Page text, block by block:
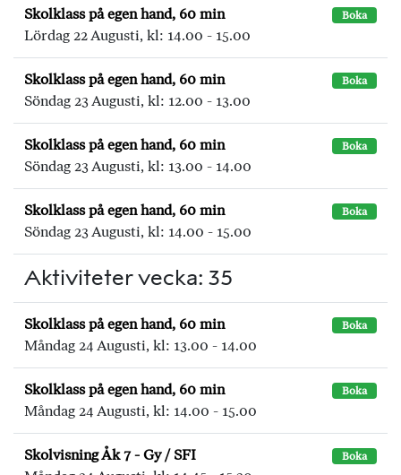
Skolklass på egen hand, 60 min Boka
Lördag 22 Augusti, kl: 14.00 - 15.00
Skolklass på egen hand, 60 min Boka
Söndag 23 Augusti, kl: 12.00 - 13.00
Skolklass på egen hand, 60 min Boka
Söndag 23 Augusti, kl: 13.00 - 14.00
Skolklass på egen hand, 60 min Boka
Söndag 23 Augusti, kl: 14.00 - 15.00
Aktiviteter vecka: 35
Skolklass på egen hand, 60 min Boka
Måndag 24 Augusti, kl: 13.00 - 14.00
Skolklass på egen hand, 60 min Boka
Måndag 24 Augusti, kl: 14.00 - 15.00
Skolvisning Åk 7 - Gy / SFI Boka